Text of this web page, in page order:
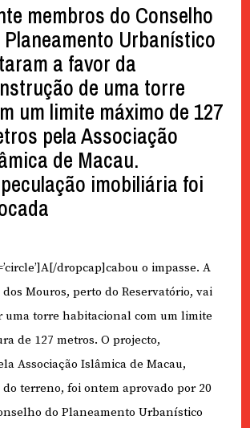
membros do Conselho
Planeamento Urbanístico
a favor da
de uma torre
um limite máximo de 127
pela Associação
de Macau.
imobiliária foi
dropcap]cabou o impasse. A
Mouros, perto do Reservatório, vai
uma torre habitacional com um limite
de 127 metros. O projecto,
Associação Islâmica de Macau,
terreno, foi ontem aprovado por 20
do Planeamento Urbanístico